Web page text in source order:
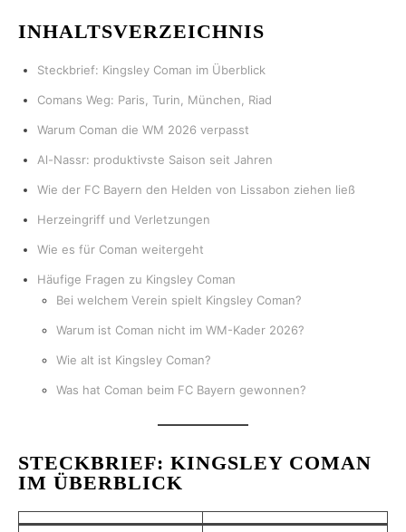
INHALTSVERZEICHNIS
Steckbrief: Kingsley Coman im Überblick
Comans Weg: Paris, Turin, München, Riad
Warum Coman die WM 2026 verpasst
Al-Nassr: produktivste Saison seit Jahren
Wie der FC Bayern den Helden von Lissabon ziehen ließ
Herzeingriff und Verletzungen
Wie es für Coman weitergeht
Häufige Fragen zu Kingsley Coman
Bei welchem Verein spielt Kingsley Coman?
Warum ist Coman nicht im WM-Kader 2026?
Wie alt ist Kingsley Coman?
Was hat Coman beim FC Bayern gewonnen?
STECKBRIEF: KINGSLEY COMAN
IM ÜBERBLICK